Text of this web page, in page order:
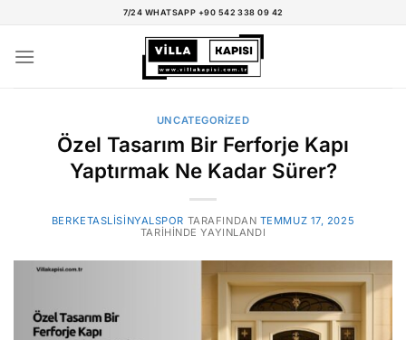
7/24 WHATSAPP +90 542 338 09 42
UNCATEGORIZED
Özel Tasarım Bir Ferforje Kapı
Yaptırmak Ne Kadar Sürer?
BERKETASLISINYALSPOR TARAFINDAN TEMMUZ 17, 2025
TARIHINDE YAYINLANDI